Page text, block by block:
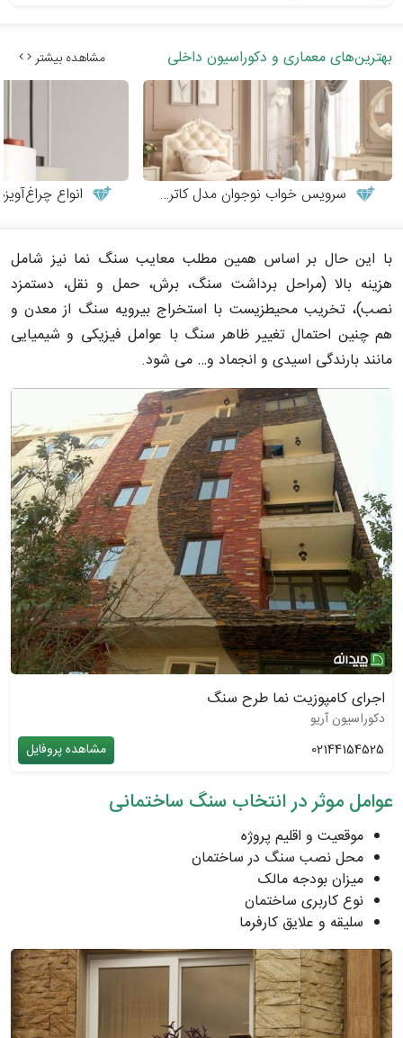
بهترین‌های معماری و دکوراسیون داخلی مشاهده بیشتر
سرویس خواب نوجوان مدل کاترینا انواع
با این حال بر اساس همین مطلب معایب سنگ نما نیز شامل
هزینه بالا (مراحل برداشت سنگ، برش، حمل و نقل، دستمزد
نصب)، تخریب محیط­زیست با استخراج بی­رویه سنگ از معدن و
هم چنین احتمال تغییر ظاهر سنگ با عوامل فیزیکی و شیمیایی
مانند بارندگی اسیدی و انجماد و… می شود.
اجرای کامپوزیت نما طرح سنگ
دکوراسیون آریو
02144154525
مشاهده پروفایل
عوامل موثر در انتخاب سنگ ساختمانی
موقعیت و اقلیم پروژه
محل نصب سنگ در ساختمان
میزان بودجه مالک
نوع کاربری ساختمان
سلیقه و علایق کارفرما